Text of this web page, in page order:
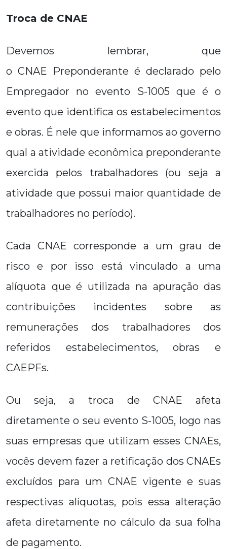
Troca de CNAE
Devemos lembrar, que
o CNAE Preponderante é declarado pelo
Empregador no evento S-1005 que é o
evento que identifica os estabelecimentos
e obras. É nele que informamos ao governo
qual a atividade econômica preponderante
exercida pelos trabalhadores (ou seja a
atividade que possui maior quantidade de
trabalhadores no período).
Cada CNAE corresponde a um grau de
risco e por isso está vinculado a uma
alíquota que é utilizada na apuração das
contribuições incidentes sobre as
remunerações dos trabalhadores dos
referidos estabelecimentos, obras e
CAEPFs.
Ou seja, a troca de CNAE afeta
diretamente o seu evento S-1005, logo nas
suas empresas que utilizam esses CNAEs,
vocês devem fazer a retificação dos CNAEs
excluídos para um CNAE vigente e suas
respectivas alíquotas, pois essa alteração
afeta diretamente no cálculo da sua folha
de pagamento.